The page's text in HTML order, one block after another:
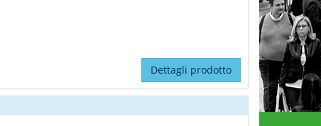
Dettagli prodotto